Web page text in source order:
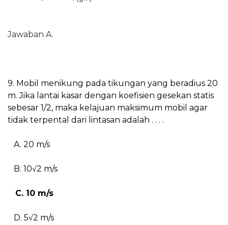
Jawaban A.
9. Mobil menikung pada tikungan yang beradius 20
m. Jika lantai kasar dengan koefisien gesekan statis
sebesar 1/2, maka kelajuan maksimum mobil agar
tidak terpental dari lintasan adalah . . . .
A. 20 m/s
B. 10√2 m/s
C. 10 m/s
D. 5√2 m/s